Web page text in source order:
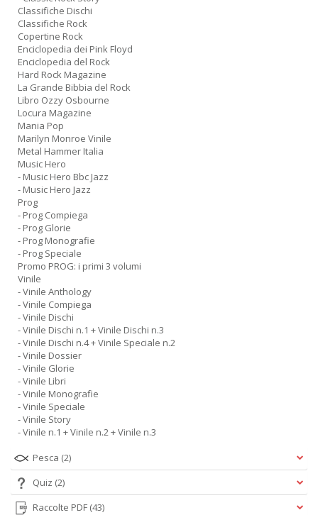
Classifiche Dischi
Classifiche Rock
Copertine Rock
Enciclopedia dei Pink Floyd
Enciclopedia del Rock
Hard Rock Magazine
La Grande Bibbia del Rock
Libro Ozzy Osbourne
Locura Magazine
Mania Pop
Marilyn Monroe Vinile
Metal Hammer Italia
Music Hero
- Music Hero Bbc Jazz
- Music Hero Jazz
Prog
- Prog Compiega
- Prog Glorie
- Prog Monografie
- Prog Speciale
Promo PROG: i primi 3 volumi
Vinile
- Vinile Anthology
- Vinile Compiega
- Vinile Dischi
- Vinile Dischi n.1 + Vinile Dischi n.3
- Vinile Dischi n.4 + Vinile Speciale n.2
- Vinile Dossier
- Vinile Glorie
- Vinile Libri
- Vinile Monografie
- Vinile Speciale
- Vinile Story
- Vinile n.1 + Vinile n.2 + Vinile n.3
Pesca (2)
Quiz (2)
Raccolte PDF (43)